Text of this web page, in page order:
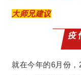
大师兄建议
疫
就在今年的6月份